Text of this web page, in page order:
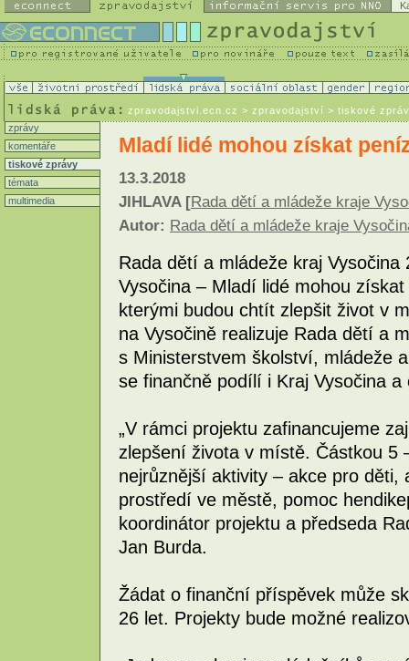
zpravodajstvi.ecn.cz > zpravodajství > tiskové
zprávy
komentáře
tiskové zprávy
témata
multimedia
Mladí lidé mohou získat
13.3.2018
JIHLAVA [Rada dětí a mládeže kraje
Autor: Rada dětí a mládeže kraje
Rada dětí a mládeže kraj Vysočina
Vysočina – Mladí lidé mohou
kterými budou chtít zlepšit život v
na Vysočině realizuje Rada dětí a
s Ministerstvem školství, mládeže
se finančně podílí i Kraj Vysočina
„V rámci projektu zafinancujeme
zlepšení života v místě. Částkou 5
nejrůznější aktivity – akce pro
prostředí ve městě, pomoc
koordinátor projektu a předseda
Jan Burda.
Žádat o finanční příspěvek může
26 let. Projekty bude možné